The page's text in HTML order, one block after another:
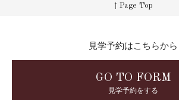
↑ Page Top
見学予約はこちらから
GO TO FORM
見学予約をする